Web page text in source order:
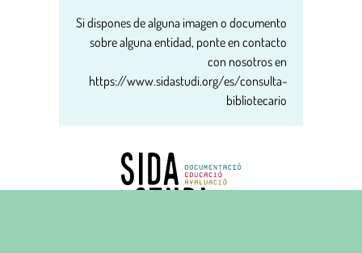
Si dispones de alguna imagen o documento
sobre alguna entidad, ponte en contacto
con nosotros en
https://www.sidastudi.org/es/consulta-
bibliotecario